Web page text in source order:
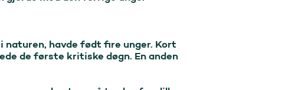
naturen, havde født fire unger. Kort
de første kritiske døgn. En anden